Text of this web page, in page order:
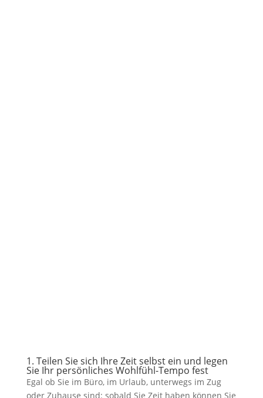
1. Teilen Sie sich Ihre Zeit selbst ein und legen
Sie Ihr persönliches Wohlfühl-Tempo fest
Egal ob Sie im Büro, im Urlaub, unterwegs im Zug
oder Zuhause sind: sobald Sie Zeit haben können Sie